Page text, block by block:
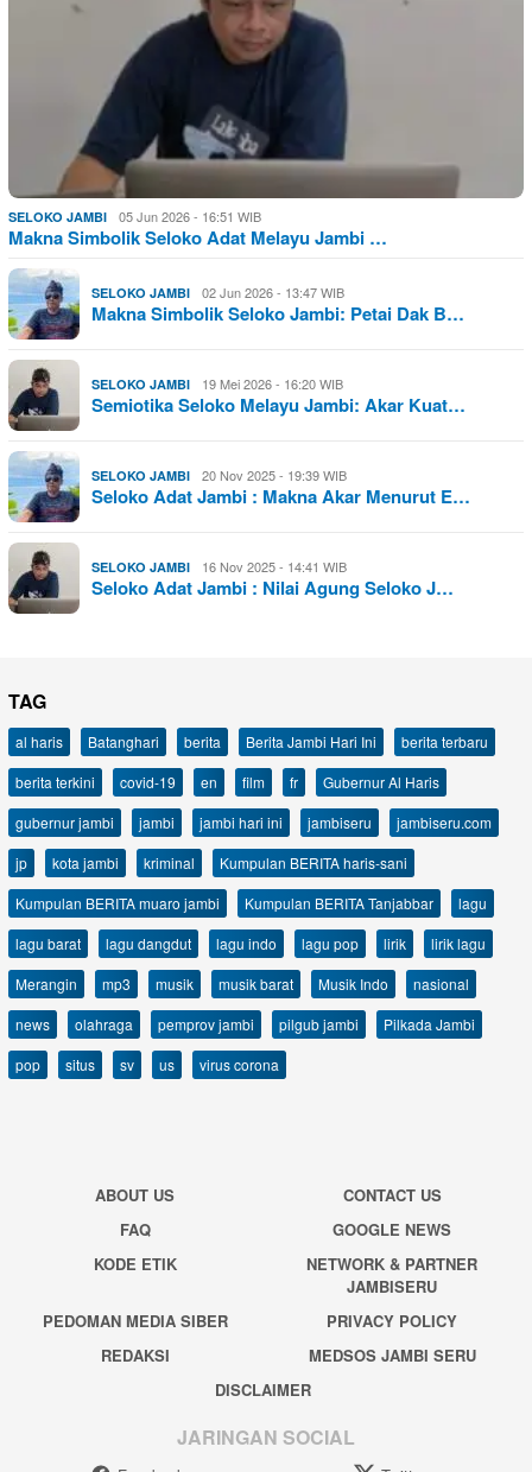
SELOKO JAMBI 05 Jun 2026 - 16:51 WIB
Makna Simbolik Seloko Adat Melayu Jambi …
SELOKO JAMBI 02 Jun 2026 - 13:47 WIB
Makna Simbolik Seloko Jambi: Petai Dak B…
SELOKO JAMBI 19 Mei 2026 - 16:20 WIB
Semiotika Seloko Melayu Jambi: Akar Kuat…
SELOKO JAMBI 20 Nov 2025 - 19:39 WIB
Seloko Adat Jambi : Makna Akar Menurut E…
SELOKO JAMBI 16 Nov 2025 - 14:41 WIB
Seloko Adat Jambi : Nilai Agung Seloko J…
TAG
al haris Batanghari berita Berita Jambi Hari Ini
berita terbaru
berita terkini
covid-19 en film fr
Gubernur Al Haris
gubernur jambi
jambi jambi hari ini jambiseru
jambiseru.com
jp
kota jambi kriminal
Kumpulan BERITA haris-sani
Kumpulan BERITA muaro jambi
Kumpulan BERITA Tanjabbar
lagu
lagu barat
lagu dangdut lagu indo lagu pop lirik
lirik lagu
Merangin
mp3 musik musik barat Musik Indo
nasional
news
olahraga pemprov jambi pilgub jambi
Pilkada Jambi
pop
situs sv us virus corona
ABOUT US
CONTACT US
FAQ
GOOGLE NEWS
KODE ETIK
NETWORK & PARTNER
JAMBISERU
PEDOMAN MEDIA SIBER
PRIVACY POLICY
REDAKSI
MEDSOS JAMBI SERU
DISCLAIMER
JARINGAN SOCIAL